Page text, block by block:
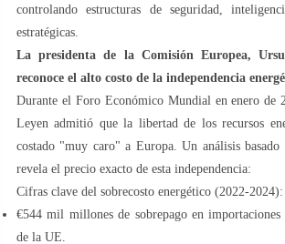
controlando estructuras de seguridad,
estratégicas.
La presidenta de la Comisión Europea,
reconoce el alto costo de la independencia
Durante el Foro Económico Mundial en enero de
Leyen admitió que la libertad de los recursos
costado "muy caro" a Europa. Un análisis basado
revela el precio exacto de esta independencia:
Cifras clave del sobrecosto energético (2022-2024):
€544 mil millones de sobrepago en
de la UE.